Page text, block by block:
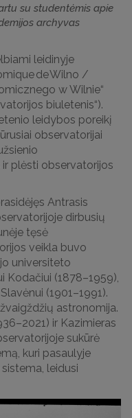
su studentėmis apie
archyvas
leidinyje
de Wilno /
w Wilnie“
biuletenis“).
leidybos poreikį
observatorijai
plėsti observatorijos
Antrasis
dirbusių
tęsė
veikla buvo
universiteto
Kodačiui (1878–1959),
(1901–1991).
astronomija.
ir Kazimieras
sukūrė
kuri pasaulyje
leidusi